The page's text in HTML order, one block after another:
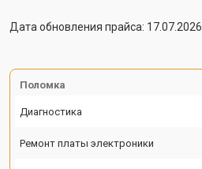
Дата обновления прайса: 17.07.2026
Поломка
Диагностика
Ремонт платы электроники